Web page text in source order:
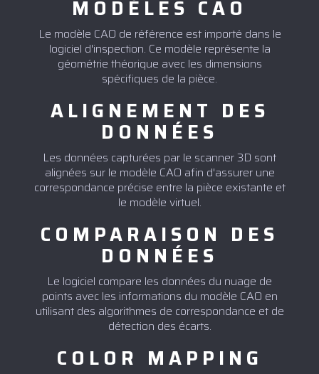
MODÈLES CAO
Le modèle CAO de référence est importé dans le
logiciel d'inspection. Ce modèle représente la
géométrie théorique avec les dimensions
spécifiques de la pièce.
ALIGNEMENT DES
DONNÉES
Les données capturées par le scanner 3D sont
alignées sur le modèle CAO afin d'assurer une
correspondance précise entre la pièce existante et
le modèle virtuel.
COMPARAISON DES
DONNÉES
Le logiciel compare les données du nuage de
points avec les informations du modèle CAO en
utilisant des algorithmes de correspondance et de
détection des écarts.
COLOR MAPPING